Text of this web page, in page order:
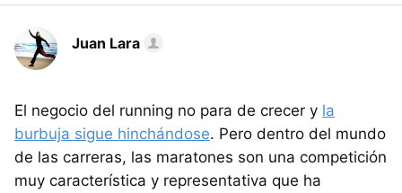
Juan Lara
El negocio del running no para de crecer y la
burbuja sigue hinchándose. Pero dentro del mundo
de las carreras, las maratones son una competición
muy característica y representativa que ha